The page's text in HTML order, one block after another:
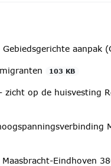
aanpak
103 KB
op de huisvesting
Eindhoven